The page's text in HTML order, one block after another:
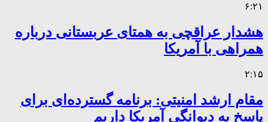
۶:۲۱
هشدار عراقچی به همتای عربستانی درباره
همراهی با آمریکا
۲:۱۵
مقام ارشد امنیتی: برنامه گسترده‌ای برای
پاسخ به دیوانگی آمریکا داریم